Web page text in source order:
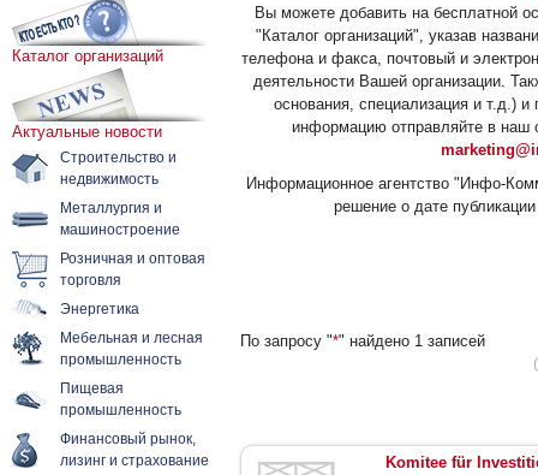
Каталог организаций
Актуальные новости
Строительство и
недвижимость
Металлургия и
машиностроение
Розничная и оптовая
торговля
Энергетика
Мебельная и лесная
промышленность
Пищевая
промышленность
Финансовый рынок,
лизинг и страхование
Вы можете добавить на бесплатной
"Каталог организаций", указав
телефона и факса, почтовый и
деятельности Вашей организации.
основания, специализация и т.д.)
информацию отправляйте в наш
Информационное агентство "Инфо-
решение о дате
По запросу "*" найдено 1 записей
Komitee für